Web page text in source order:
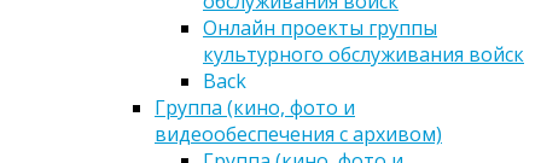
Онлайн проекты группы
культурного обслуживания войск
Back
Группа (кино, фото и
видеообеспечения с архивом)